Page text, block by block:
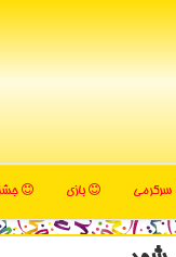
سرگرمی بازی